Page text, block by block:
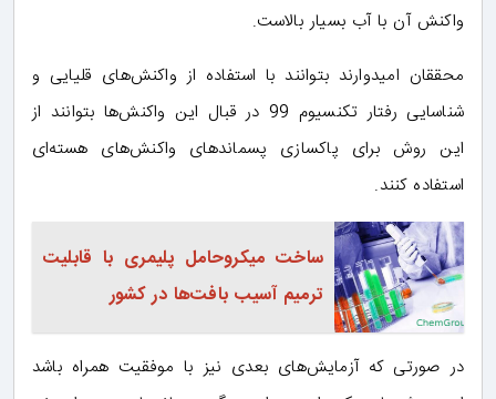
واکنش آن با آب بسیار بالاست.
محققان امیدوارند بتوانند با استفاده از واکنش‌های قلیایی و
شناسایی رفتار تکنسیوم 99 در قبال این واکنش‌ها بتوانند از
این روش برای پاکسازی پسماندهای واکنش‌های هسته‌ای
استفاده کنند.
ساخت میکروحامل پلیمری با قابلیت
ترمیم آسیب بافت‌ها در کشور
در صورتی که آزمایش‌های بعدی نیز با موفقیت همراه باشد